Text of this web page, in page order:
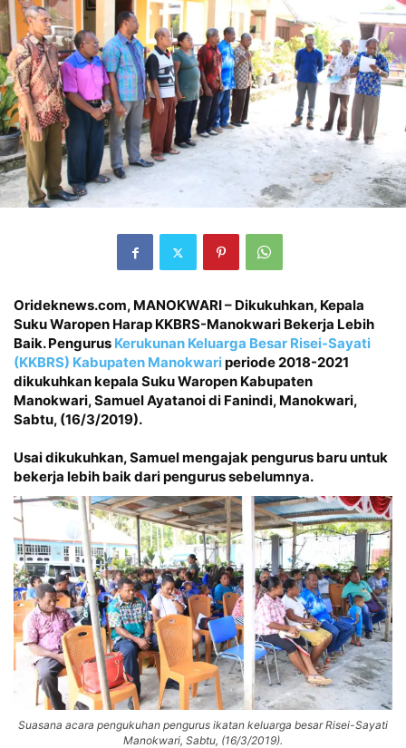
Orideknews.com, MANOKWARI – Dikukuhkan, Kepala
Suku Waropen Harap KKBRS-Manokwari Bekerja Lebih
Baik. Pengurus Kerukunan Keluarga Besar Risei-Sayati
(KKBRS) Kabupaten Manokwariperiode 2018-2021
dikukuhkan kepala Suku Waropen Kabupaten
Manokwari, Samuel Ayatanoi di Fanindi, Manokwari,
Sabtu, (16/3/2019).
Usai dikukuhkan, Samuel mengajak pengurus baru untuk
bekerja lebih baik dari pengurus sebelumnya.
Suasana acara pengukuhan pengurus ikatan keluarga besar Risei-Sayati
Manokwari, Sabtu, (16/3/2019).